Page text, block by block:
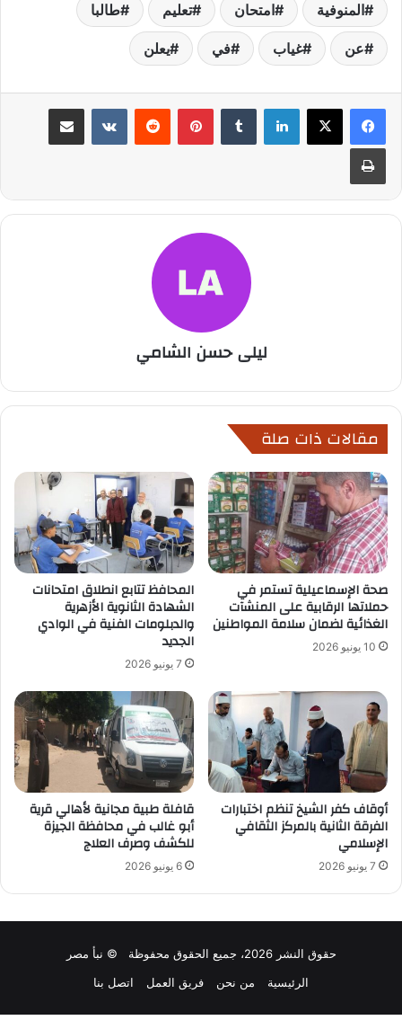
المنوفية امتحان تعليم طالبا
عن غياب في يعلن
لينكدإن بينتيريست مشاركة عبر البريد
طباعة
ليلى حسن الشامي
مقالات ذات صلة
صحة الإسماعيلية تستمر في
حملاتها الرقابية على المنشآت
الغذائية لضمان سلامة المواطنين
10 يونيو 2026
المحافظ تتابع انطلاق امتحانات
الشهادة الثانوية الأزهرية
والدبلومات الفنية في الوادي
الجديد
7 يونيو 2026
أوقاف كفر الشيخ تنظم اختبارات
الفرقة الثانية بالمركز الثقافي
الإسلامي
7 يونيو 2026
قافلة طبية مجانية لأهالي قرية
أبو غالب في محافظة الجيزة
للكشف وصرف العلاج
6 يونيو 2026
حقوق النشر 2026، جميع الحقوق محفوظة © نبأ مصر
الرئيسية
من نحن فريق العمل اتصل بنا